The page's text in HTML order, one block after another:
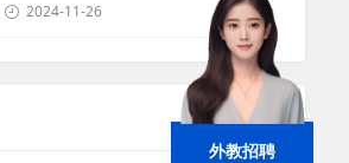
2024-11-26
外教招聘